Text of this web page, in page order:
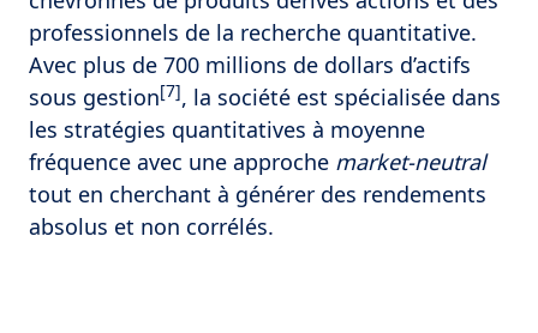
professionnels de la recherche quantitative.
Avec plus de 700 millions de dollars d’actifs
sous gestion[7], la société est spécialisée dans
les stratégies quantitatives à moyenne
fréquence avec une approche market-neutral
tout en cherchant à générer des rendements
absolus et non corrélés.